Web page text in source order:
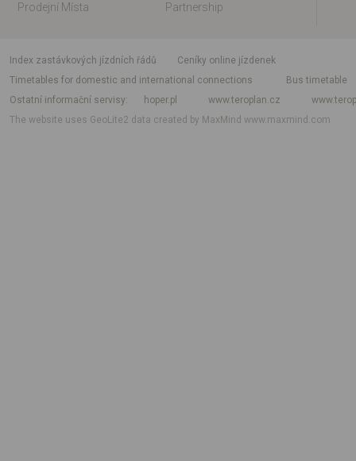
Prodejní Místa
Partnership
index zastávkových jízdních řádů
Ceníky online jízdenek
Timetables for domestic and international connections
Bus timetable
Ostatní informační servisy
hoper.pl www.teroplan.cz
The website uses GeoLite2 data created by MaxMindwww.maxmind.com